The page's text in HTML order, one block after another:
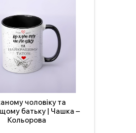
чоловіку та
батьку | Чашка –
Кольорова